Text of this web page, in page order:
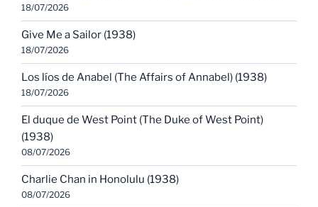
18/07/2026
Give Me a Sailor (1938)
18/07/2026
Los líos de Anabel (The Affairs of Annabel) (1938)
18/07/2026
El duque de West Point (The Duke of West Point)
(1938)
08/07/2026
Charlie Chan in Honolulu (1938)
08/07/2026